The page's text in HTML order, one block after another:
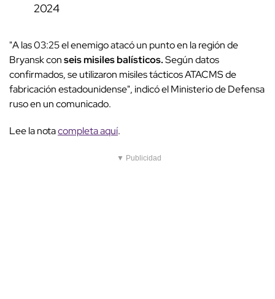
2024
"A las 03:25 el enemigo atacó un punto en la región de
Bryansk conseis misiles balísticos.Según datos
confirmados, se utilizaron misiles tácticos ATACMS de
fabricación estadounidense", indicó el Ministerio de Defensa
ruso en un comunicado.
Lee la notacompleta aquí.
▼ Publicidad